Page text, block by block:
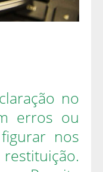
no
erros ou
nos